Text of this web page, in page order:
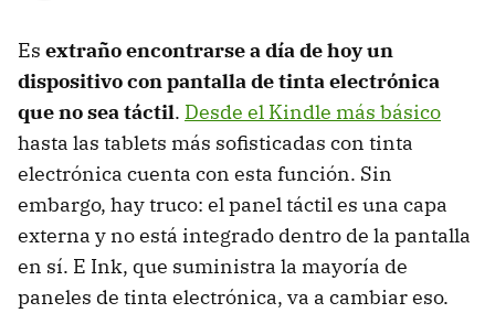
Es extraño encontrarse a día de hoy un
dispositivo con pantalla de tinta electrónica
que no sea táctil. Desde el Kindle más básico
hasta las tablets más sofisticadas con tinta
electrónica cuenta con esta función. Sin
embargo, hay truco: el panel táctil es una capa
externa y no está integrado dentro de la pantalla
en sí. E Ink, que suministra la mayoría de
paneles de tinta electrónica, va a cambiar eso.